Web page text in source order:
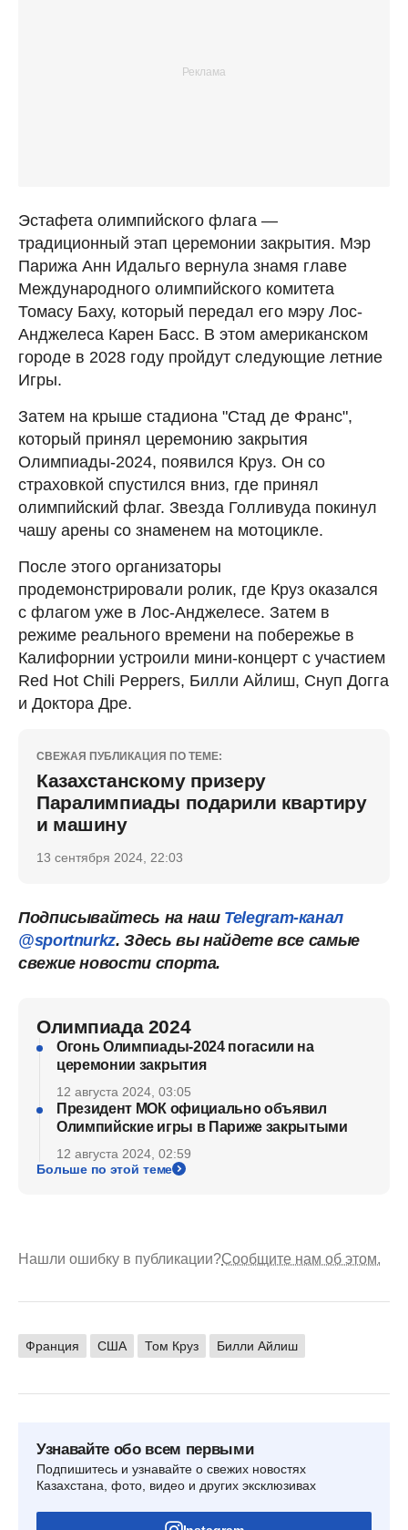
Эстафета олимпийского флага —
традиционный этап церемонии закрытия. Мэр
Парижа Анн Идальго вернула знамя главе
Международного олимпийского комитета
Томасу Баху, который передал его мэру Лос-
Анджелеса Карен Басс. В этом американском
городе в 2028 году пройдут следующие летние
Игры.
Затем на крыше стадиона "Стад де Франс",
который принял церемонию закрытия
Олимпиады-2024, появился Круз. Он со
страховкой спустился вниз, где принял
олимпийский флаг. Звезда Голливуда покинул
чашу арены со знаменем на мотоцикле.
После этого организаторы
продемонстрировали ролик, где Круз оказался
с флагом уже в Лос-Анджелесе. Затем в
режиме реального времени на побережье в
Калифорнии устроили мини-концерт с участием
Red Hot Chili Peppers, Билли Айлиш, Снуп Догга
и Доктора Дре.
СВЕЖАЯ ПУБЛИКАЦИЯ ПО ТЕМЕ:
Казахстанскому призеру
Паралимпиады подарили квартиру
и машину
13 сентября 2024, 22:03
Подписывайтесь на наш Telegram-канал
@sportnurkz. Здесь вы найдете все самые
свежие новости спорта.
Олимпиада 2024
Огонь Олимпиады-2024 погасили на
церемонии закрытия
12 августа 2024, 03:05
Президент МОК официально объявил
Олимпийские игры в Париже закрытыми
12 августа 2024, 02:59
Больше по этой теме
Нашли ошибку в публикации?Сообщите нам об этом.
Франция США Том Круз Билли Айлиш
Узнавайте обо всем первыми
Подпишитесь и узнавайте о свежих новостях
Казахстана, фото, видео и других эксклюзивах